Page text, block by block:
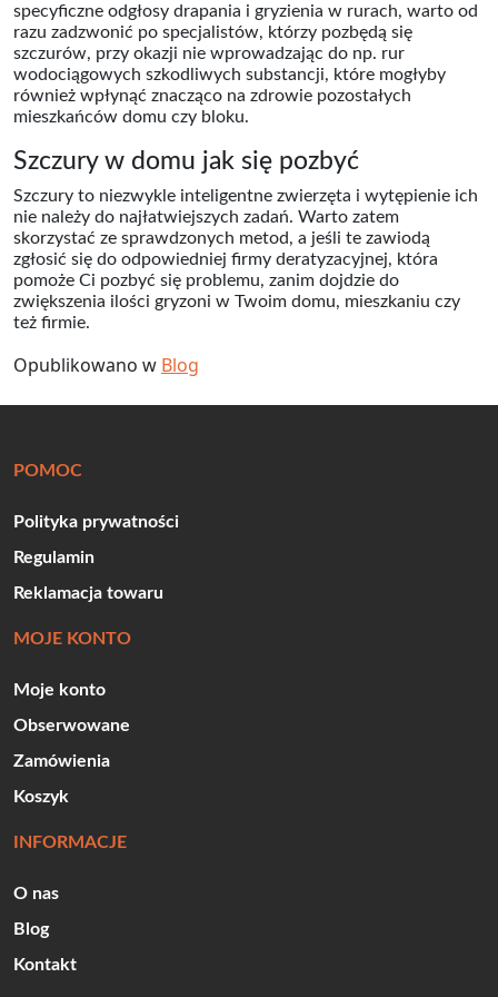
specyficzne odgłosy drapania i gryzienia w rurach, warto od
razu zadzwonić po specjalistów, którzy pozbędą się
szczurów, przy okazji nie wprowadzając do np. rur
wodociągowych szkodliwych substancji, które mogłyby
również wpłynąć znacząco na zdrowie pozostałych
mieszkańców domu czy bloku.
Szczury w domu jak się pozbyć
Szczury to niezwykle inteligentne zwierzęta i wytępienie ich
nie należy do najłatwiejszych zadań. Warto zatem
skorzystać ze sprawdzonych metod, a jeśli te zawiodą
zgłosić się do odpowiedniej firmy deratyzacyjnej, która
pomoże Ci pozbyć się problemu, zanim dojdzie do
zwiększenia ilości gryzoni w Twoim domu, mieszkaniu czy
też firmie.
Opublikowano w Blog
POMOC
Polityka prywatności
Regulamin
Reklamacja towaru
MOJE KONTO
Moje konto
Obserwowane
Zamówienia
Koszyk
INFORMACJE
O nas
Blog
Kontakt